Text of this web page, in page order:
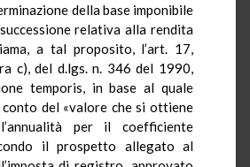
della base imponibile
relativa alla rendita
a tal proposito, l’art. 17,
c), del d.lgs. n. 346 del 1990,
temporis, in base al quale
del «valore che si ottiene
per il coefficiente
il prospetto allegato al